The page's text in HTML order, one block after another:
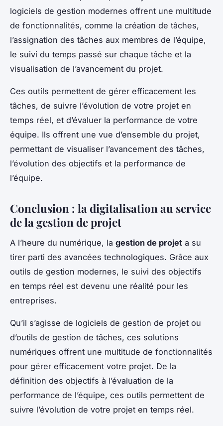
logiciels de gestion modernes offrent une multitude
de fonctionnalités, comme la création de tâches,
l’assignation des tâches aux membres de l’équipe,
le suivi du temps passé sur chaque tâche et la
visualisation de l’avancement du projet.
Ces outils permettent de gérer efficacement les
tâches, de suivre l’évolution de votre projet en
temps réel, et d’évaluer la performance de votre
équipe. Ils offrent une vue d’ensemble du projet,
permettant de visualiser l’avancement des tâches,
l’évolution des objectifs et la performance de
l’équipe.
Conclusion : la digitalisation au service
de la gestion de projet
A l’heure du numérique, la gestion de projet a su
tirer parti des avancées technologiques. Grâce aux
outils de gestion modernes, le suivi des objectifs
en temps réel est devenu une réalité pour les
entreprises.
Qu’il s’agisse de logiciels de gestion de projet ou
d’outils de gestion de tâches, ces solutions
numériques offrent une multitude de fonctionnalités
pour gérer efficacement votre projet. De la
définition des objectifs à l’évaluation de la
performance de l’équipe, ces outils permettent de
suivre l’évolution de votre projet en temps réel.